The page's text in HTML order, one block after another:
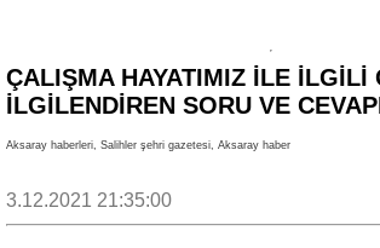
ÇALIŞMA HAYATIMIZ İLE İLGİLİ
İLGİLENDİREN SORU VE
Aksaray haberleri, Salihler şehri gazetesi, Aksaray haber
3.12.2021 21:35:00